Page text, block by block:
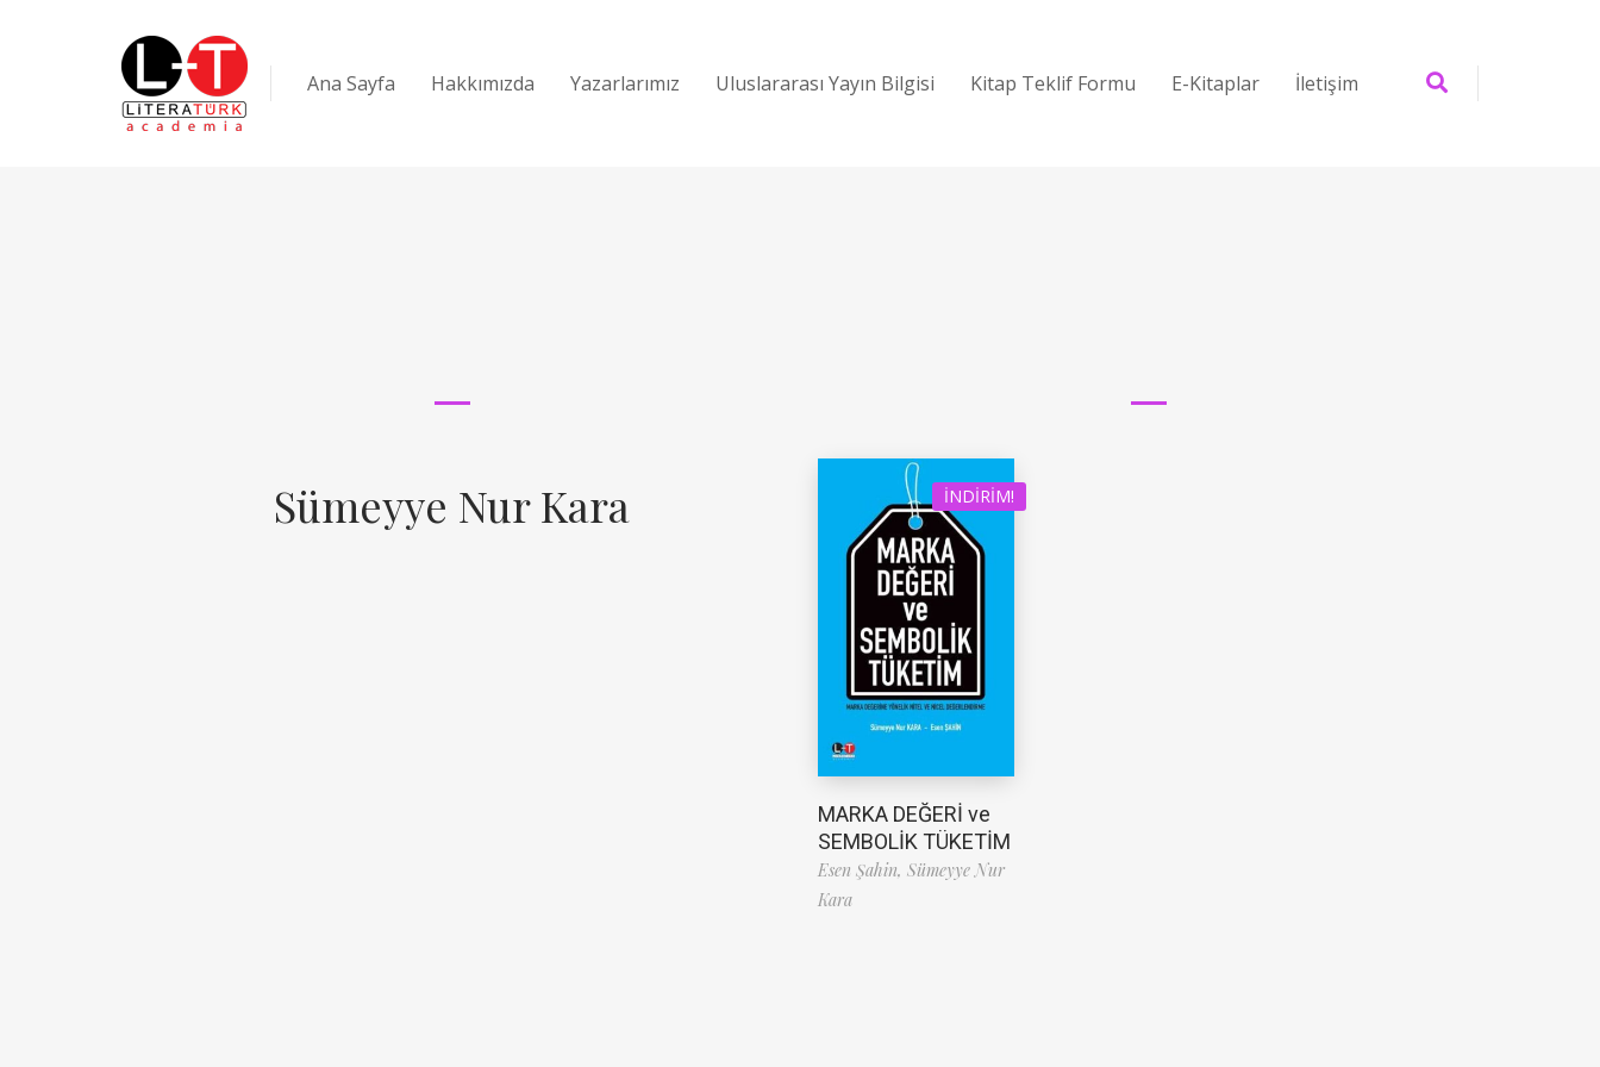
Ana Sayfa Hakkımızda Yazarlarımız Uluslararası Yayın Bilgisi Kitap Teklif Formu E-Kitaplar İletişim
Sümeyye Nur Kara İNDIRIM!
MARKA DEĞERİ ve
SEMBOLİK TÜKETİM
Esen Şahin, Sümeyye Nur
Kara